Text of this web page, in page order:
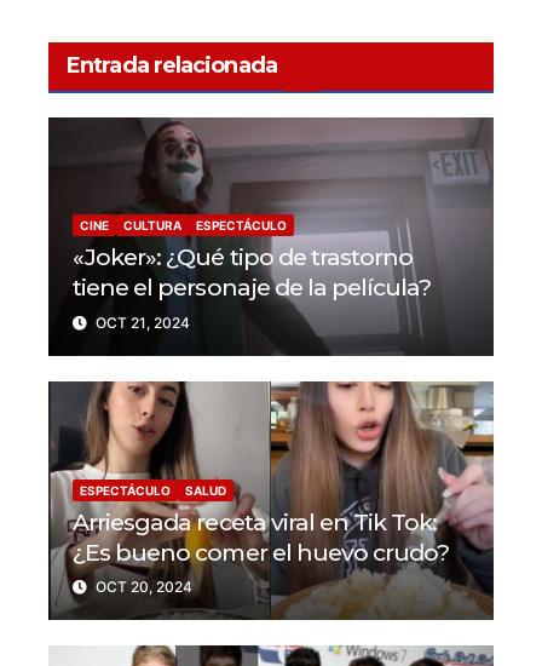
Entrada relacionada
CINE CULTURA ESPECTÁCULO
«Joker»: ¿Qué tipo de trastorno
tiene el personaje de la película?
OCT 21, 2024
ESPECTÁCULO SALUD
Arriesgada receta viral en Tik Tok:
¿Es bueno comer el huevo crudo?
OCT 20, 2024